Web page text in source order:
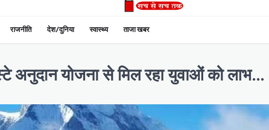
राजनीति देश/दुनिया स्वास्थ्य ताजा खबर
अनुदान योजना से मिल रहा युवाओं को लाभ…